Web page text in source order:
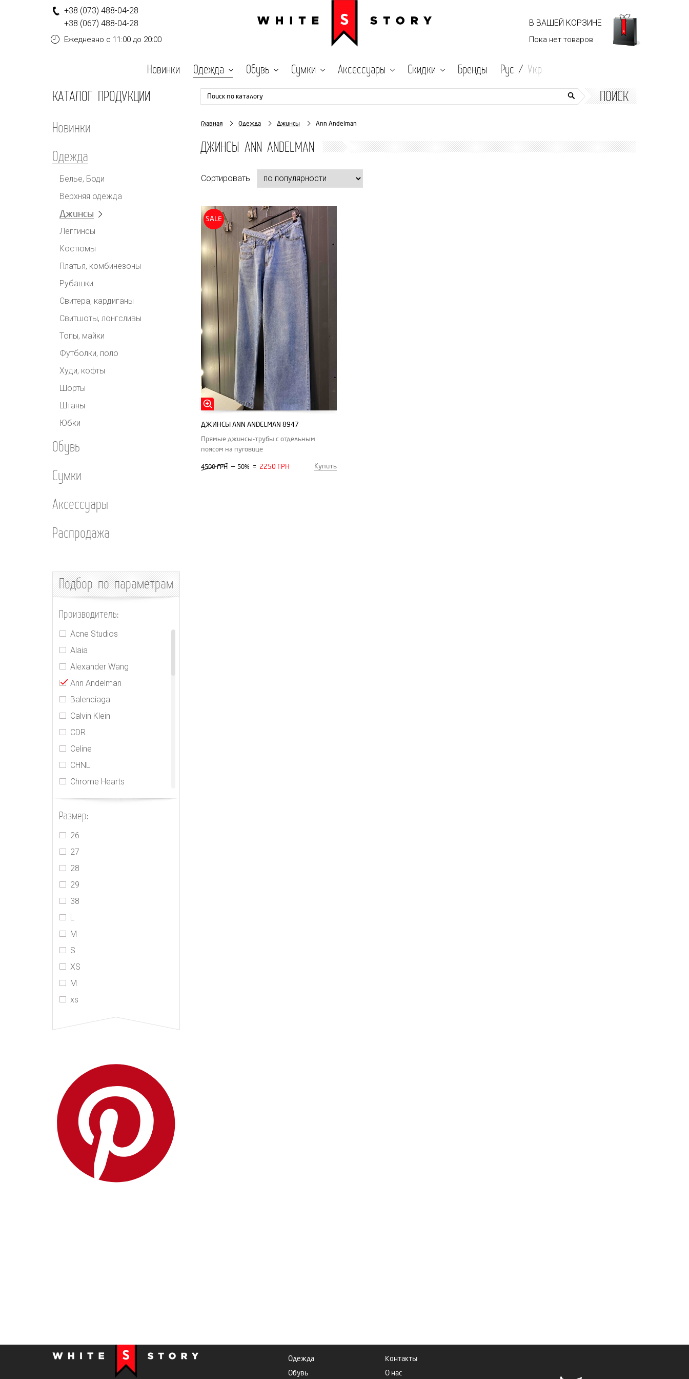
+38 (073) 488-04-28
+38 (067) 488-04-28
Ежедневно с 11:00 до 20:00
В ВАШЕЙ КОРЗИНЕ
Пока нет товаров
Новинки Одежда Обувь Сумки Аксессуары Скидки Бренды Рус / Укр
КАТАЛОГ ПРОДУКЦИИ
Новинки
Одежда
Белье, Боди
Верхняя одежда
Джинсы
Леггинсы
Костюмы
Платья, комбинезоны
Рубашки
Свитера, кардиганы
Свитшоты, лонгсливы
Топы, майки
Футболки, поло
Худи, кофты
Шорты
Штаны
Юбки
Обувь
Сумки
Аксессуары
Распродажа
Подборпо параметрам
Производитель:
Acne Studios
Alaia
Alexander Wang
Ann Andelman
Balenciaga
Calvin Klein
CDR
Celine
CHNL
Chrome Hearts
EENK
Frame
Givenchy
Gucci
Isabel Marant
Jacquemus
Kimhekim
Loewe
MIU MIU
MM6 Maison Margiela
Monse
Mugler
Serafini
PRADA
Stella McCartney
The Attico
The Row
Toteme
Vetements
Yves Saint Laurent
Zilver
Размер:
26
27
28
29
38
L
M
S
XS
М
хs
Поиск по каталогу ПОИСК
Главная Одежда Джинсы Ann Andelman
ДЖИНСЫ ANN ANDELMAN
Сортировать
SALE
ДЖИНСЫ ANN ANDELMAN 8947
Прямые джинсы-трубы с отдельным
поясом на пуговице
4500 ГРН — 50% = 2250 ГРН Купить
Одежда
Обувь
Контакты
О нас